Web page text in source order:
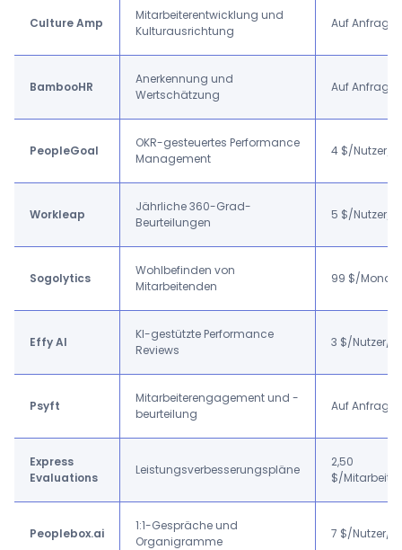
Culture Amp
Mitarbeiterentwicklung und
Kulturausrichtung
Auf Anfrage
BambooHR
Anerkennung und
Wertschätzung
Auf Anfrage
PeopleGoal
OKR-gesteuertes Performance
Management
4 $/Nutzer/
Workleap
Jährliche 360-Grad-
Beurteilungen
5 $/Nutzer/
Sogolytics
Wohlbefinden von
Mitarbeitenden
99 $/Monat
Effy AI
KI-gestützte Performance
Reviews
3 $/Nutzer/
Psyft
Mitarbeiterengagement und -
beurteilung
Auf Anfrage
Express
Evaluations
Leistungsverbesserungspläne
2,50
$/
Peoplebox.ai
1:1-Gespräche und
Organigramme
7 $/Nutzer/